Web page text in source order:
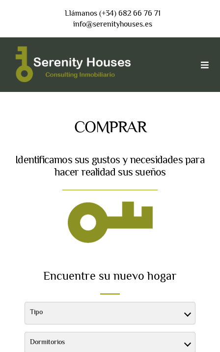
Llámanos (+34) 682 66 76 71
info@serenityhouses.es
COMPRAR
Identificamos sus gustos y necesidades para
hacer realidad sus sueños
Encuentre su nuevo hogar
Tipo
Dormitorios